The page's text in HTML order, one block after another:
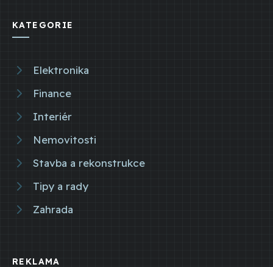
KATEGORIE
Elektronika
Finance
Interiér
Nemovitosti
Stavba a rekonstrukce
Tipy a rady
Zahrada
REKLAMA